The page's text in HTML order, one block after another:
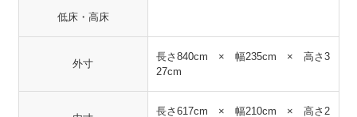
低床・高床
外寸
長さ840cm × 幅235cm × 高さ3
27cm
長さ617cm × 幅210cm × 高さ2